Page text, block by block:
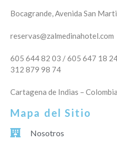
Bocagrande, Avenida San
reservas@zalmedinahotel.com
605 644 82 03 / 605 647 18
312 879 98 74
Cartagena de Indias – Colombia
Mapa del Sitio
Nosotros